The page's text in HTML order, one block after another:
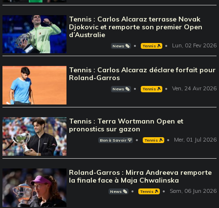
Tennis : Carlos Alcaraz terrasse Novak
Djokovic et remporte son premier Open
d’Australie
News 🗞️ Tennis 🎾 Lun, 02 Fev 2026
Tennis : Carlos Alcaraz déclare forfait pour
Roland-Garros
News 🗞️ Tennis 🎾 Ven, 24 Avr 2026
Tennis : Terra Wortmann Open et
pronostics sur gazon
Bon à Savoir 💡 Tennis 🎾 Mer, 01 Jul 2026
Roland-Garros : Mirra Andreeva remporte
la finale face à Maja Chwalinska
News 🗞️ Tennis 🎾 Sam, 06 Jun 2026